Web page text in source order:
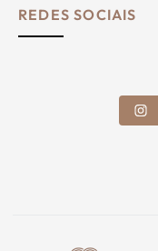
REDES SOCIAIS